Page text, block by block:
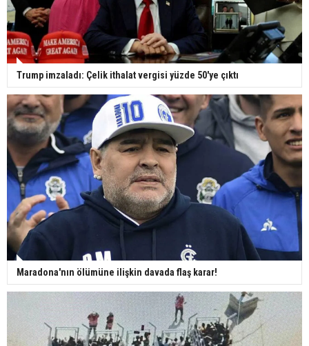
Trump imzaladı: Çelik ithalat vergisi yüzde 50'ye çıktı
Maradona'nın ölümüne ilişkin davada flaş karar!